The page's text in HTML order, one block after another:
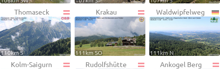
Thomaseck
110km S
Krakau
111km SO
Waldwipfelweg
111km N
Kolm-Saigurn Rudolfshütte Ankogel Berg